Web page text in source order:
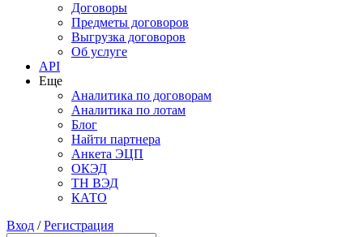
Договоры
Предметы договоров
Выгрузка договоров
Об услуге
API
Еще
Аналитика по договорам
Аналитика по лотам
Блог
Найти партнера
Анкета ЭЦП
ОКЭД
ТН ВЭД
КАТО
Вход /Регистрация